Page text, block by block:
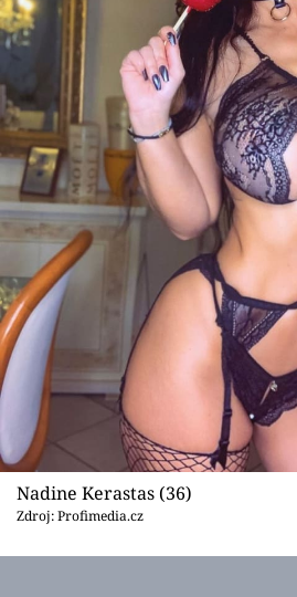
Nadine Kerastas (36)
Zdroj: Profimedia.cz